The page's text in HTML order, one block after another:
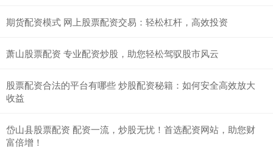
期货配资模式 网上股票配资交易：轻松杠杆，高效投资
萧山股票配资 专业配资炒股，助您轻松驾驭股市风云
股票配资合法的平台有哪些 炒股配资秘籍：如何安全高效放大
收益
岱山县股票配资 配资一流，炒股无忧！首选配资网站，助您财
富倍增！